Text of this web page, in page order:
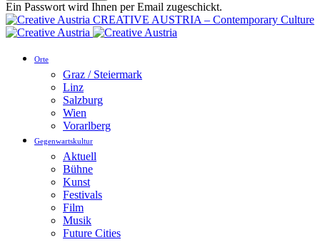
Ein Passwort wird Ihnen per Email zugeschickt.
CREATIVE AUSTRIA – Contemporary Culture
Orte
Graz / Steiermark
Linz
Salzburg
Wien
Vorarlberg
Gegenwartskultur
Aktuell
Bühne
Kunst
Festivals
Film
Musik
Future Cities